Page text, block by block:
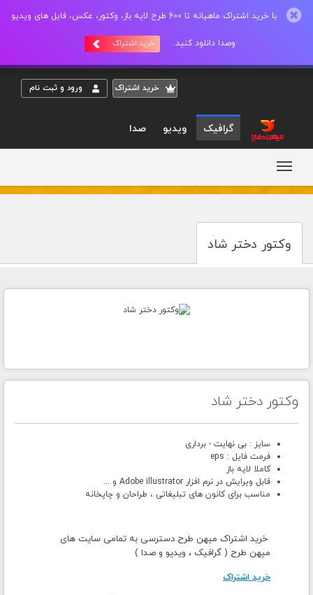
با خرید اشتراک ماهیانه تا 600 طرح لایه باز، وکتور، عکس، فایل های ویدیو
وصدا دانلود کنید. خرید اشتراک
خريد اشتراک ورود و ثبت نام
گرافیک ویدیو صدا
وکتور دختر شاد
وکتور دختر شاد
سایز : بی نهایت - برداری
فرمت فایل : eps
کاملا لایه باز
قابل ویرایش در نرم افزار Adobe illustrator و ...
مناسب برای کانون های تبلیغاتی ، طراحان و چاپخانه
خرید اشتراک میهن طرح دسترسی به تمامی سایت های
میهن طرح ( گرافیک ، ویدیو و صدا )
خرید اشتراک